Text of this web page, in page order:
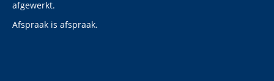
afgewerkt.
Afspraak is afspraak.